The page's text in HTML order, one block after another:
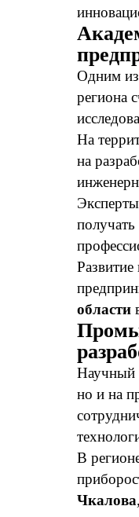
Одним
региона
На
на
области
Научный
но и на
В
Чкалова